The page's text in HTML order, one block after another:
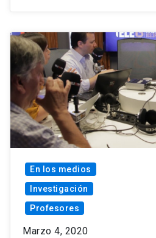
En los medios
Investigación
Profesores
Marzo 4, 2020